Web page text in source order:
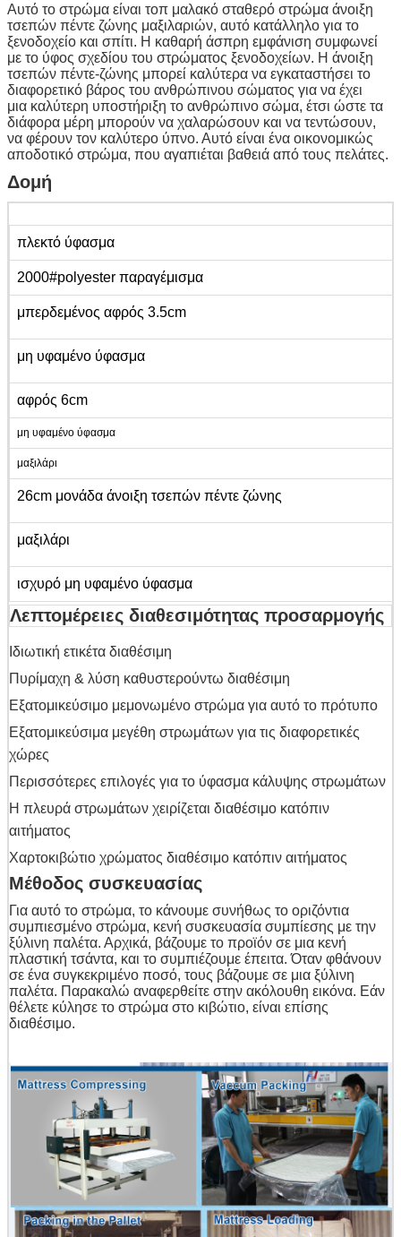
Αυτό το στρώμα είναι τοπ μαλακό σταθερό στρώμα άνοιξη
τσεπών πέντε ζώνης μαξιλαριών, αυτό κατάλληλο για το
ξενοδοχείο και σπίτι. Η καθαρή άσπρη εμφάνιση συμφωνεί
με το ύφος σχεδίου του στρώματος ξενοδοχείων. Η άνοιξη
τσεπών πέντε-ζώνης μπορεί καλύτερα να εγκαταστήσει το
διαφορετικό βάρος του ανθρώπινου σώματος για να έχει
μια καλύτερη υποστήριξη το ανθρώπινο σώμα, έτσι ώστε τα
διάφορα μέρη μπορούν να χαλαρώσουν και να τεντώσουν,
να φέρουν τον καλύτερο ύπνο. Αυτό είναι ένα οικονομικώς
αποδοτικό στρώμα, που αγαπιέται βαθειά από τους πελάτες.
Δομή
πλεκτό ύφασμα
2000#polyester παραγέμισμα
μπερδεμένος αφρός 3.5cm
μη υφαμένο ύφασμα
αφρός 6cm
μη υφαμένο ύφασμα
μαξιλάρι
26cm μονάδα άνοιξη τσεπών πέντε ζώνης
μαξιλάρι
ισχυρό μη υφαμένο ύφασμα
Λεπτομέρειες διαθεσιμότητας προσαρμογής
Ιδιωτική ετικέτα διαθέσιμη
Πυρίμαχη & λύση καθυστερούντω διαθέσιμη
Εξατομικεύσιμο μεμονωμένο στρώμα για αυτό το πρότυπο
Εξατομικεύσιμα μεγέθη στρωμάτων για τις διαφορετικές
χώρες
Περισσότερες επιλογές για το ύφασμα κάλυψης στρωμάτων
Η πλευρά στρωμάτων χειρίζεται διαθέσιμο κατόπιν
αιτήματος
Χαρτοκιβώτιο χρώματος διαθέσιμο κατόπιν αιτήματος
Μέθοδος συσκευασίας
Για αυτό το στρώμα, το κάνουμε συνήθως το οριζόντια
συμπιεσμένο στρώμα, κενή συσκευασία συμπίεσης με την
ξύλινη παλέτα. Αρχικά, βάζουμε το προϊόν σε μια κενή
πλαστική τσάντα, και το συμπιέζουμε έπειτα. Όταν φθάνουν
σε ένα συγκεκριμένο ποσό, τους βάζουμε σε μια ξύλινη
παλέτα. Παρακαλώ αναφερθείτε στην ακόλουθη εικόνα. Εάν
θέλετε κύλησε το στρώμα στο κιβώτιο, είναι επίσης
διαθέσιμο.